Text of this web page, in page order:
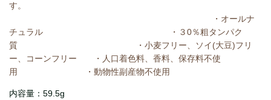
す。
・オールナ
チュラル ・ ３0％粗タンパク
質 ・小麦フリー、ソイ(大豆)フリ
ー、コーンフリー ・人口着色料、香料、保存料不使
用 ・動物性副産物不使用
内容量：59.5g